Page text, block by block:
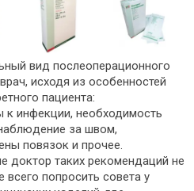
вид послеоперационного
исходя из особенностей
пациента:
к инфекции, необходимость
за швом,
повязок и прочее.
доктор таких рекомендаций не
всего попросить совета у